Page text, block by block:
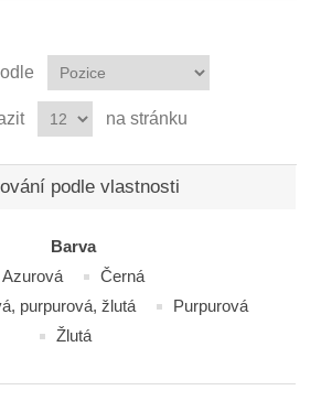
na stránku
podle vlastnosti
Barva
Azurová
Černá
purpurová, žlutá
Purpurová
Žlutá